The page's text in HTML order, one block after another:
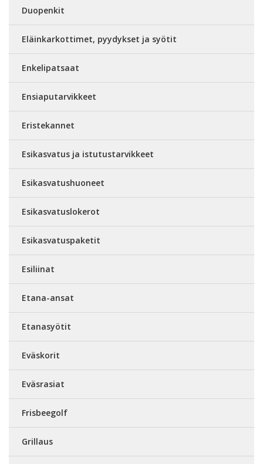
Duopenkit
Eläinkarkottimet, pyydykset ja syötit
Enkelipatsaat
Ensiaputarvikkeet
Eristekannet
Esikasvatus ja istutustarvikkeet
Esikasvatushuoneet
Esikasvatuslokerot
Esikasvatuspaketit
Esiliinat
Etana-ansat
Etanasyötit
Eväskorit
Eväsrasiat
Frisbeegolf
Grillaus